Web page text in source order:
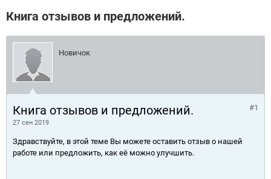
Книга отзывов и предложений.
Новичок
Книга отзывов и предложений.
27 сен 2019
#1
Здравствуйте, в этой теме Вы можете оставить отзыв о нашей
работе или предложить, как её можно улучшить.